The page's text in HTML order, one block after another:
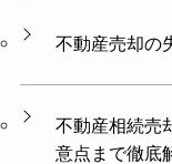
不動産売却の
不動産相続売
意点まで徹底